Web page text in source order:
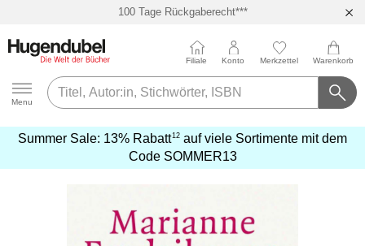
100 Tage Rückgaberecht***
Hugendubel
Menu
Filiale Konto Merkzettel Warenkorb
Summer Sale: 13% Rabatt12 auf viele Sortimente mit dem
Code SOMMER13
erfahren